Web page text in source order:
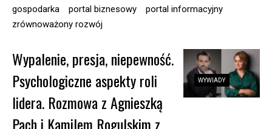
gospodarka portal biznesowy
portal informacyjny
zrównoważony rozwój
WYWIADY
Wypalenie, presja, niepewność.
Psychologiczne aspekty roli
lidera. Rozmowa z Agnieszką
Pach i Kamilem Rogulskim z